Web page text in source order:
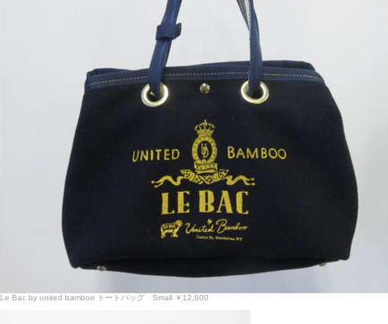
Le Bac by united bamboo トートバッグ Small ￥12,600